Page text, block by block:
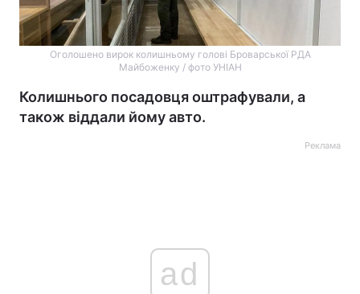
Оголошено вирок колишньому голові Броварської РДА
Майбоженку / фото УНІАН
Колишнього посадовця оштрафували, а
також віддали йому авто.
Реклама
ad